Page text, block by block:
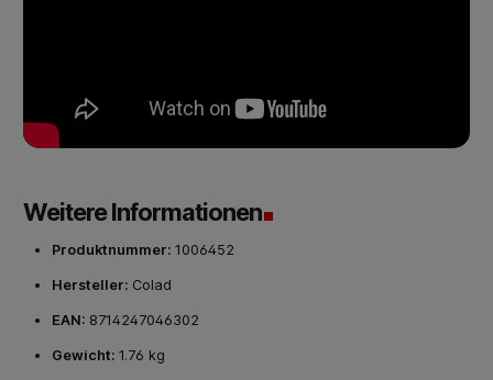
Weitere Informationen
Produktnummer: 1006452
Hersteller: Colad
EAN: 8714247046302
Gewicht: 1.76 kg